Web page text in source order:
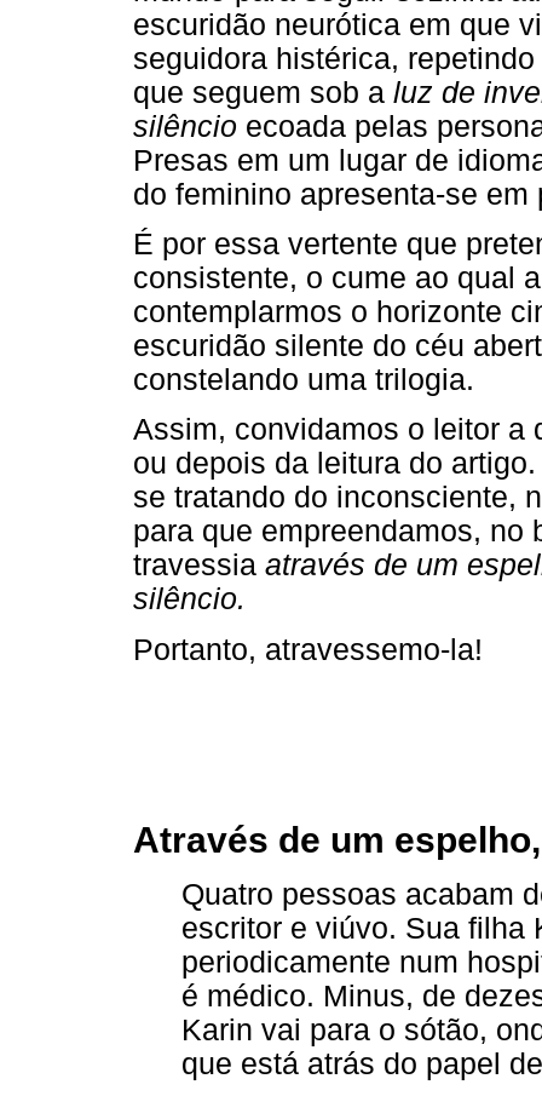
escuridão neurótica em que
seguidora histérica,
que seguem sob a luz de
silêncio ecoada pelas
Presas em um lugar de
do feminino apresenta-se em
É por essa vertente que
consistente, o cume ao qual
contemplarmos o horizonte
escuridão silente do céu
constelando uma trilogia.
Assim, convidamos o leitor a
ou depois da leitura do
se tratando do inconsciente,
para que empreendamos, no
travessia através de um
silêncio.
Portanto, atravessemo-la!
Através de um
Quatro pessoas acabam
escritor e viúvo. Sua filha
periodicamente num
é médico. Minus, de
Karin vai para o sótão,
que está atrás do papel